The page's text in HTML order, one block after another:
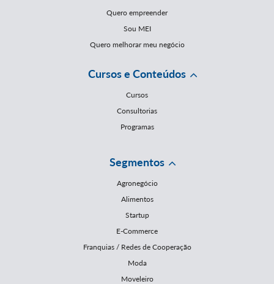
Quero empreender
Sou MEI
Quero melhorar meu negócio
Cursos e Conteúdos
Cursos
Consultorias
Programas
Segmentos
Agronegócio
Alimentos
Startup
E-Commerce
Franquias / Redes de Cooperação
Moda
Moveleiro